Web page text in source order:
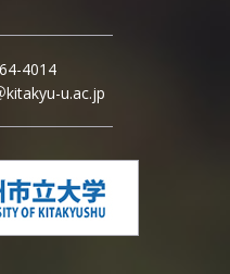
4014
kitakyu-u.ac.jp